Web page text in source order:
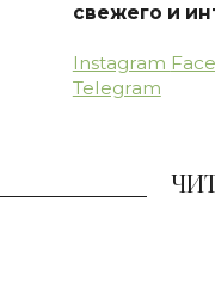
свежего и
Instagram
Telegram